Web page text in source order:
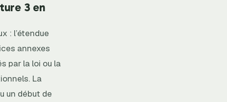
3 en
: l’étendue
annexes
par la loi ou la
La
un début de